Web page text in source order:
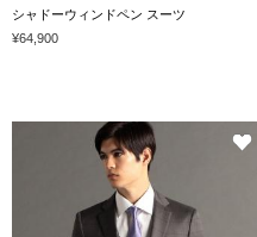
シャドーウィンドペン スーツ
¥64,900